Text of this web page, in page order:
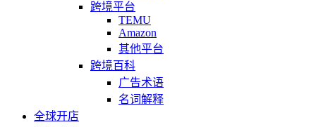
跨境平台
TEMU
Amazon
其他平台
跨境百科
广告术语
名词解释
全球开店